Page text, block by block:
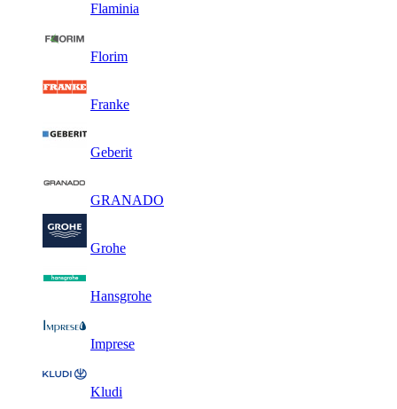
Flaminia
Florim
Franke
Geberit
GRANADO
Grohe
Hansgrohe
Imprese
Kludi